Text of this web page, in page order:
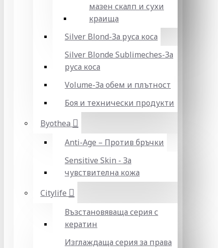
мазен скалп и сухи
краища
Silver Blond-За руса коса
Silver Blonde Sublіmeches-За
руса коса
Volume-За обем и плътност
Боя и технически продукти
Byothea
Anti-Age – Против бръчки
Sensitive Skin - За
чувствителна кожа
Citylife
Възстановяваща серия с
кератин
Изглаждаща серия за права